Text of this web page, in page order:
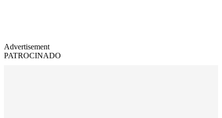
Advertisement
PATROCINADO